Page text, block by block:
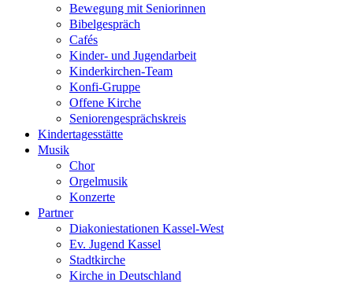
Bewegung mit Seniorinnen
Bibelgespräch
Cafés
Kinder- und Jugendarbeit
Kinderkirchen-Team
Konfi-Gruppe
Offene Kirche
Seniorengesprächskreis
Kindertagesstätte
Musik
Chor
Orgelmusik
Konzerte
Partner
Diakoniestationen Kassel-West
Ev. Jugend Kassel
Stadtkirche
Kirche in Deutschland